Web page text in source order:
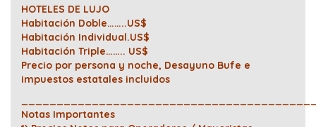
HOTELES DE LUJO
Habitación Doble……..US$
Habitación Individual.US$
Habitación Triple…….. US$
Precio por persona y noche, Desayuno Bufe e
impuestos estatales incluidos
Notas Importantes